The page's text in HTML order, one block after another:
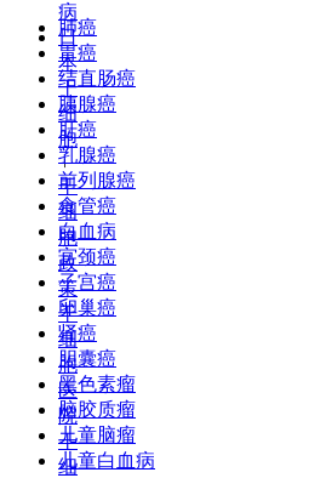
病
日
本
干
细
胞
+
干
细
胞
政
策
干
细
胞
医
院
干
细
肺癌
胃癌
结直肠癌
胰腺癌
肝癌
乳腺癌
前列腺癌
食管癌
白血病
宫颈癌
子宫癌
卵巢癌
肾癌
胆囊癌
黑色素瘤
脑胶质瘤
儿童脑瘤
儿童白血病